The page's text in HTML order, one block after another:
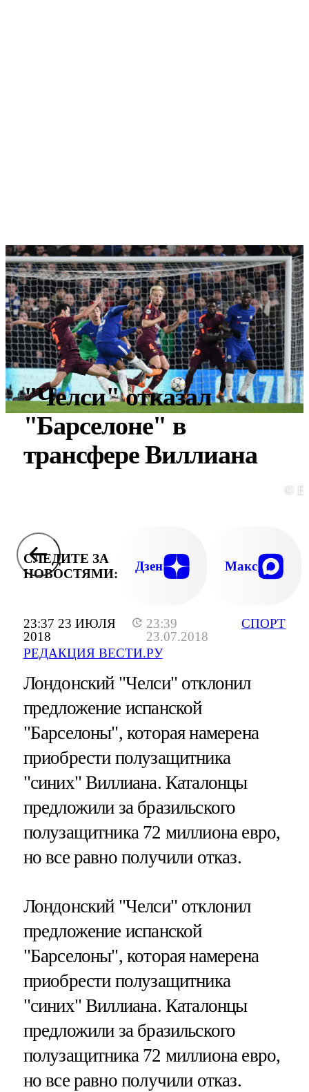
23:37 23 ИЮЛЯ
2018
23:39
23.07.2018
РЕДАКЦИЯ ВЕСТИ.РУ
СПОРТ
"Челси" отказал
"Барселоне" в
трансфере Виллиана
©
СЛЕДИТЕ ЗА
НОВОСТЯМИ:
Дзен Макс
Лондонский "Челси" отклонил
предложение испанской
"Барселоны", которая намерена
приобрести полузащитника
"синих" Виллиана. Каталонцы
предложили за бразильского
полузащитника 72 миллиона евро,
но все равно получили отказ.
Лондонский "Челси" отклонил
предложение испанской
"Барселоны", которая намерена
приобрести полузащитника
"синих" Виллиана. Каталонцы
предложили за бразильского
полузащитника 72 миллиона евро,
но все равно получили отказ.